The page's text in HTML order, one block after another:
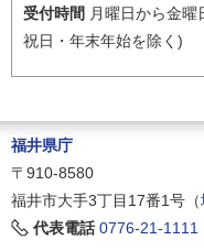
受付時間 月曜日から金曜
祝日・年末年始を除く)
福井県庁
〒910-8580
福井市大手3丁目17番1号（
代表電話 0776-21-1111